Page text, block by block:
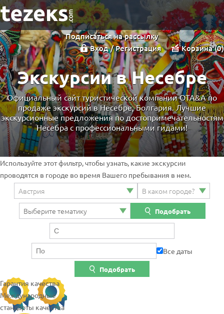
Подписаться на рассылку
Вход / Регистрация
Корзина 0
Экскурсии в Несебре
Официальный сайт туристической компании OTA&A по
продаже экскурсий в Несебре, Болгария. Лучшие
экскурсионные предложения по достопримечательностям
Несебра с профессиональными гидами!
Используйте этот фильтр, чтобы узнать, какие экскурсии
проводятся в городе во время Вашего пребывания в нем.
Подобрать
Все даты
Подобрать
Гарантия качества
Международные
стандарты качества